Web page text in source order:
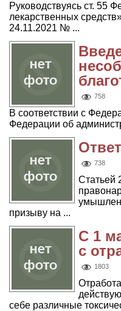
Руководствуясь ст. 55
лекарственных
24.11.2021 № ...
758
В соответствии с
Федерации об
738
Статьей
призыву на ...
С 1
с
1803
себе различные